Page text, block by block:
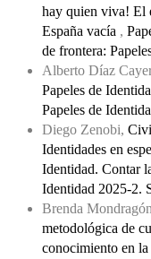
hay quien viva! El
España vacía ,
de frontera:
Alberto Díaz
Papeles de
Papeles de
Diego Zenobi,
Identidades en
Identidad. Contar
Identidad 2025-2.
Brenda
metodológica de
conocimiento en